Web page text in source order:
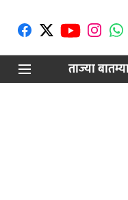
ताज्या